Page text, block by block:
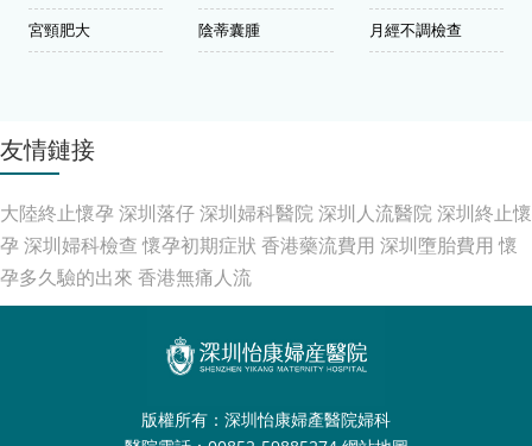
宮頸肥大
陰蒂囊腫
月經不調檢查
友情鏈接
大陸終止懷孕 深圳落仔深圳婦科醫院深圳人流醫院深圳終止懷
孕 深圳婦科檢查 懷孕初期症狀 香港藥流費用 深圳墮胎費用 懷
孕多久驗的出來 香港無痛人流
版權所有：深圳怡康婦產醫院婦科